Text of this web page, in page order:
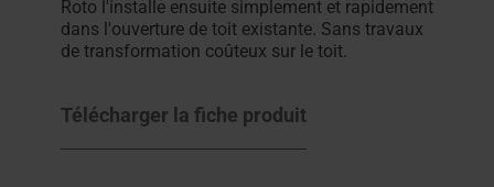
Roto l'installe ensuite simplement et rapidement
dans l'ouverture de toit existante. Sans travaux
de transformation coûteux sur le toit.
Télécharger la fiche produit